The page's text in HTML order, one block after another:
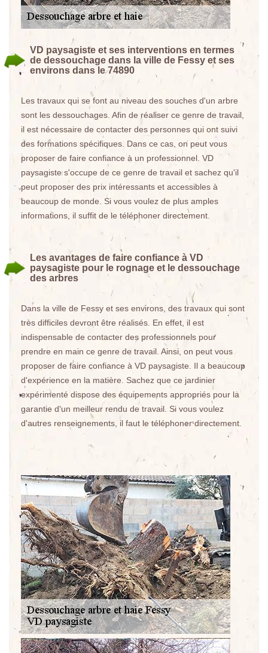
VD paysagiste et ses interventions en termes
de dessouchage dans la ville de Fessy et ses
environs dans le 74890
Les travaux qui se font au niveau des souches d'un arbre
sont les dessouchages. Afin de réaliser ce genre de travail,
il est nécessaire de contacter des personnes qui ont suivi
des formations spécifiques. Dans ce cas, on peut vous
proposer de faire confiance à un professionnel. VD
paysagiste s'occupe de ce genre de travail et sachez qu'il
peut proposer des prix intéressants et accessibles à
beaucoup de monde. Si vous voulez de plus amples
informations, il suffit de le téléphoner directement.
Les avantages de faire confiance à VD
paysagiste pour le rognage et le dessouchage
des arbres
Dans la ville de Fessy et ses environs, des travaux qui sont
très difficiles devront être réalisés. En effet, il est
indispensable de contacter des professionnels pour
prendre en main ce genre de travail. Ainsi, on peut vous
proposer de faire confiance à VD paysagiste. Il a beaucoup
d'expérience en la matière. Sachez que ce jardinier
expérimenté dispose des équipements appropriés pour la
garantie d'un meilleur rendu de travail. Si vous voulez
d'autres renseignements, il faut le téléphoner directement.